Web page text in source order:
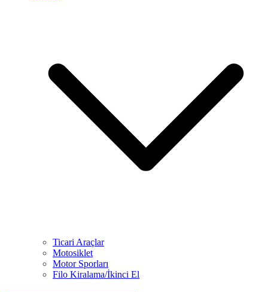
Ticari Araçlar
Motosiklet
Motor Sporları
Filo Kiralama/İkinci El